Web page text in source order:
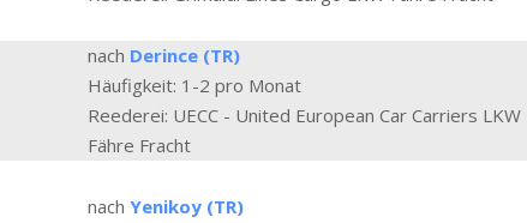
nach Derince (TR)
Häufigkeit: 1-2 pro Monat
Reederei: UECC - United European Car Carriers LKW
Fähre Fracht
nach Yenikoy (TR)